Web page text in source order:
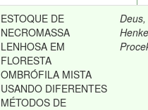
ESTOQUE DE
NECROMASSA
LENHOSA EM
FLORESTA
OMBRÓFILA MISTA
USANDO DIFERENTES
MÉTODOS DE